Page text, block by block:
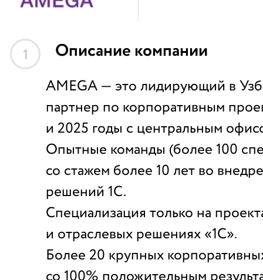
1 Описание компании
AMEGA — это лидирующий в
партнер по корпоративным
и 2025 годы с центральным
Опытные команды (более 100
со стажем более 10 лет во
решений 1С.
Специализация только на
и отраслевых решениях «1С».
Более 20 крупных